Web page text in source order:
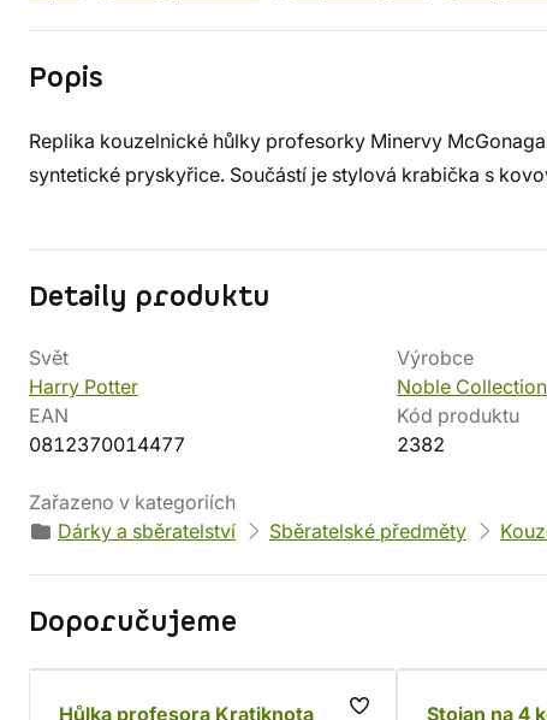
Popis
Replika kouzelnické hůlky profesorky Minervy
syntetické pryskyřice. Součástí je stylová krabička s
Detaily produktu
Svět
Harry Potter
Výrobce
Noble Collection
EAN
0812370014477
Kód produktu
2382
Zařazeno v kategoriích
Dárky a sběratelství
Sběratelské předměty
Doporučujeme
Hůlka profesora Kratiknota
Stojan na 4